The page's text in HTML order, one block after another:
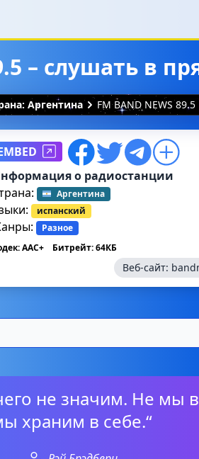
– слушать в
Аргентина FM BAND NEWS 89.5
о радиостанции
Аргентина
испанский
Разное
AAC+
Битрейт: 64КБ
Веб-сайт:
не значим. Не мы
храним в себе.“